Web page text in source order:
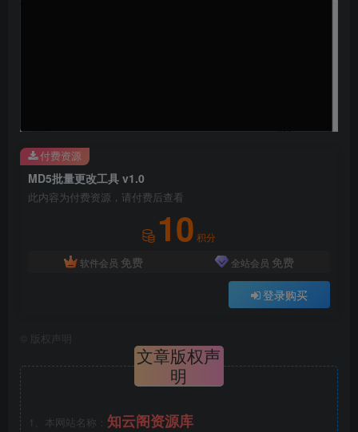
MD5批量更改工具 v1.0
此内容为付费资源，请付费后查看
10 积分
软件会员 免费 全站会员 免费
登录购买
付费资源
版权声明
文章版权声
明
1、本网站名称： 知云阁资源库